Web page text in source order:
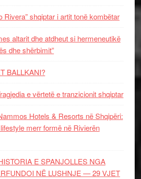
Rivera” shqiptar i artit tonë kombëtar
altarit dhe atdheut si hermeneutikë
dhe shërbimit”
BALLKANI?
e vërtetë e tranzicionit shqiptar
Hotels & Resorts në Shqipëri:
merr formë në Rivierën
E SPANJOLLES NGA
NË LUSHNJE — 29 VJET